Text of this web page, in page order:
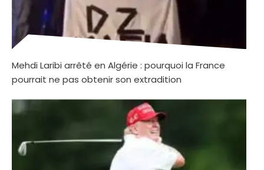
Mehdi Laribi arrêté en Algérie : pourquoi la France
pourrait ne pas obtenir son extradition